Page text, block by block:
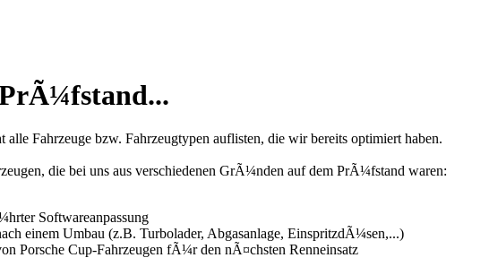
Fahrzeuge bzw. Fahrzeugtypen auflisten, die wir bereits optimiert haben.
die bei uns aus verschiedenen GrÃ¼nden auf dem PrÃ¼fstand waren:
Softwareanpassung
einem Umbau (z.B. Turbolader, Abgasanlage, EinspritzdÃ¼sen,...)
Porsche Cup-Fahrzeugen fÃ¼r den nÃ¤chsten Renneinsatz